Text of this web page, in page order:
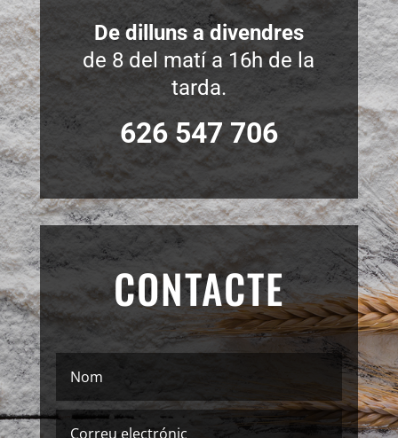
De dilluns a divendres
de 8 del matí a 16h de la
tarda.
626 547 706
CONTACTE